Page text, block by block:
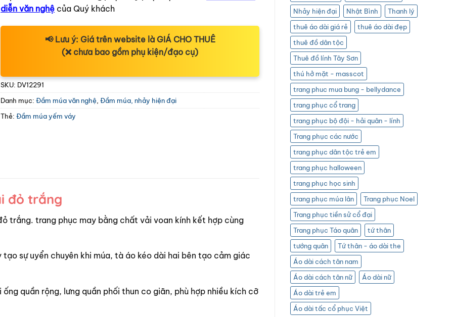
Nhảy hiện đại
Nhật Bình
Thanh lý
thuê áo dài giá rẻ
thuê áo dài đẹp
thuê đồ dân tộc
Thuê đồ lính Tây Sơn
thú hở mặt - masscot
trang phuc mua bung - bellydance
trang phục cổ trang
trang phục bộ đội - hải quân - lính
Trang phục các nước
trang phục dân tộc trẻ em
trang phục halloween
trang phục học sinh
trang phục múa lân
Trang phục Noel
Trang phục tiền sử cổ đại
Trang phục Táo quân
tứ thân
tướng quân
Tứ thân - áo dài the
Áo dài cách tân nam
Áo dài cách tân nữ
Áo dài nữ
Áo dài trẻ em
Áo dài tấc cổ phục Việt
diễn văn nghệ của Quý khách
📢 Lưu ý: Giá trên website là GIÁ CHO THUÊ
(❌ chưa bao gồm phụ kiện/đạo cụ)
SKU: DV12291
Danh mục:Đầm múa văn nghệ ,Đầm múa, nhảy hiện đại
Thẻ:Đầm múa yếm váy
đỏ trắng
trắng. trang phục may bằng chất vải voan kính kết hợp cùng
sự uyển chuyên khi múa, tà áo kéo dài hai bên tạo cảm giác
quần rộng, lưng quần phối thun co giãn, phù hợp nhiều kích cỡ